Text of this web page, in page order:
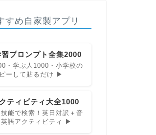
すめ自家製アプリ
プロンプト全集2000
・学ぶ人1000・小学校の
ーして貼るだけ ▶
ティビティ大全1000
能で検索！英日対訳＋音
語アクティビティ ▶